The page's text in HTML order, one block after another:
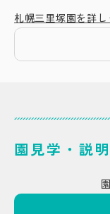
札幌三里塚園を詳し
園見学・説